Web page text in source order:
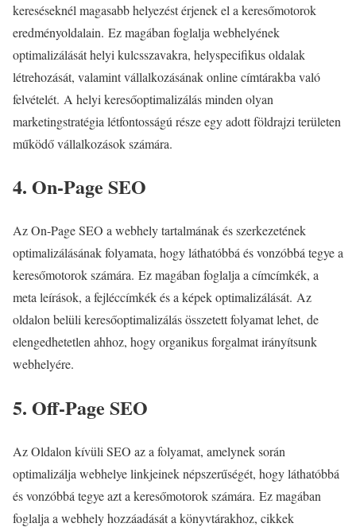
kereséseknél magasabb helyezést érjenek el a keresőmotorok
eredményoldalain. Ez magában foglalja webhelyének
optimalizálását helyi kulcsszavakra, helyspecifikus oldalak
létrehozását, valamint vállalkozásának online címtárakba való
felvételét. A helyi keresőoptimalizálás minden olyan
marketingstratégia létfontosságú része egy adott földrajzi területen
működő vállalkozások számára.
4. On-Page SEO
Az On-Page SEO a webhely tartalmának és szerkezetének
optimalizálásának folyamata, hogy láthatóbbá és vonzóbbá tegye a
keresőmotorok számára. Ez magában foglalja a címcímkék, a
meta leírások, a fejléccímkék és a képek optimalizálását. Az
oldalon belüli keresőoptimalizálás összetett folyamat lehet, de
elengedhetetlen ahhoz, hogy organikus forgalmat irányítsunk
webhelyére.
5. Off-Page SEO
Az Oldalon kívüli SEO az a folyamat, amelynek során
optimalizálja webhelye linkjeinek népszerűségét, hogy láthatóbbá
és vonzóbbá tegye azt a keresőmotorok számára. Ez magában
foglalja a webhely hozzáadását a könyvtárakhoz, cikkek